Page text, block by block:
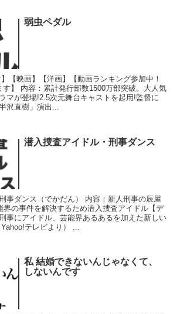
弱虫ペダル
【映画】【洋画】【動画ランキング参加中！
す】 内容：累計発行部数1500万部突破。大人気
マが登場!2.5次元舞台キャストを起用!監督に
沢直樹」演出...
潜入捜査アイドル・刑事ダンス
事ダンス（でかだん） 内容：新人刑事の辰屋
界の事件を解決するため潜入捜査アイドル【デ
事にアイドル、芸能界あるあるを加えた新しい
テレビより） ...
私 結婚できないんじゃなくて、
しないんです